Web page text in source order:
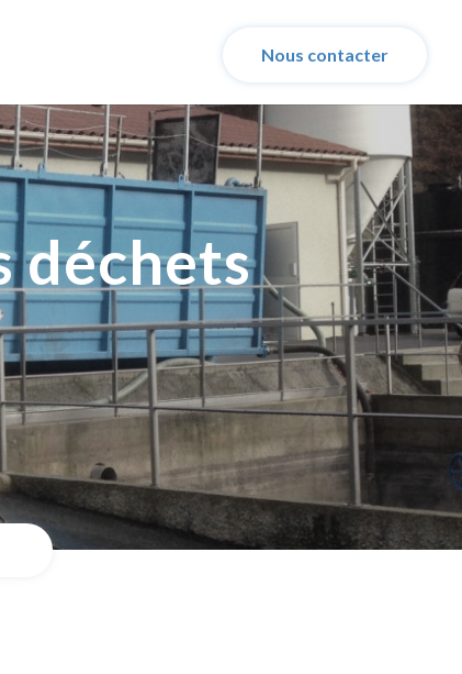
Nous contacter
déchets